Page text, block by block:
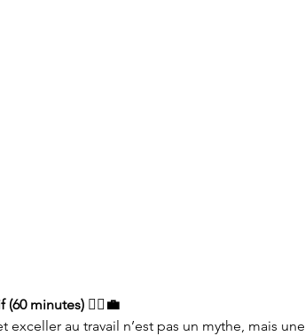
minutes) 🧘‍♀️💼
au travail n’est pas un mythe, mais une